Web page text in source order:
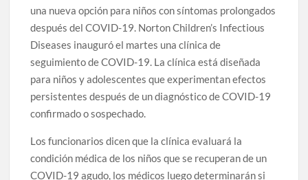
una nueva opción para niños con síntomas prolongados
después del COVID-19. Norton Children’s Infectious
Diseases inauguró el martes una clínica de
seguimiento de COVID-19. La clínica está diseñada
para niños y adolescentes que experimentan efectos
persistentes después de un diagnóstico de COVID-19
confirmado o sospechado.
Los funcionarios dicen que la clínica evaluará la
condición médica de los niños que se recuperan de un
COVID-19 agudo, los médicos luego determinarán si